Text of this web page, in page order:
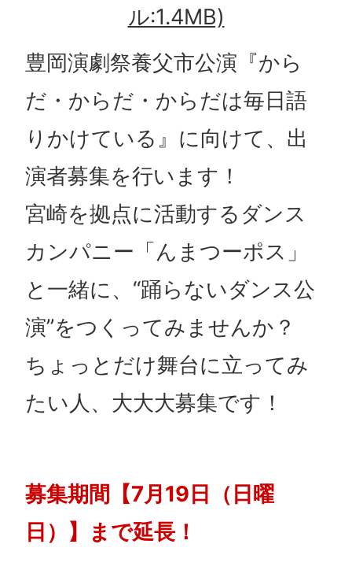
ル:1.4MB)
豊岡演劇祭養父市公演『から
だ・からだ・からだは毎日語
りかけている』に向けて、出
演者募集を行います！
宮崎を拠点に活動するダンス
カンパニー「んまつーポス」
と一緒に、“踊らないダンス公
演”をつくってみませんか？
ちょっとだけ舞台に立ってみ
たい人、大大大募集です！
募集期間【7月19日（日曜
日）】まで延長！